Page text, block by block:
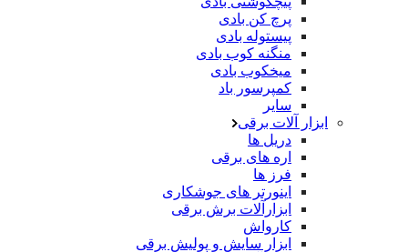
پرچ کن بادی
پیستوله بادی
منگنه کوب بادی
میخکوب بادی
کمپرسور باد
سایر
ابزار آلات برقی
دریل ها
اره های برقی
فرز ها
اینورتر های جوشکاری
ابزارآلات برش برقی
کارواش
ابزار سایش و پولیش برقی